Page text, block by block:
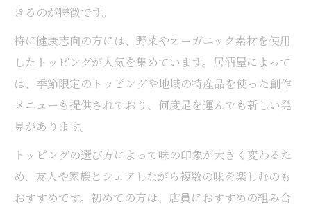
きるのが特徴です。
特に健康志向の方には、野菜やオーガニック素材を使用
したトッピングが人気を集めています。居酒屋によって
は、季節限定のトッピングや地域の特産品を使った創作
メニューも提供されており、何度足を運んでも新しい発
見があります。
トッピングの選び方によって味の印象が大きく変わるた
め、友人や家族とシェアしながら複数の味を楽しむのも
おすすめです。初めての方は、店員におすすめの組み合